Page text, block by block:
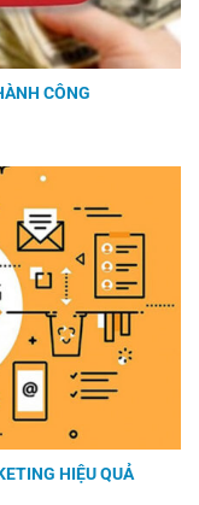
CÔNG
HIỆU QUẢ